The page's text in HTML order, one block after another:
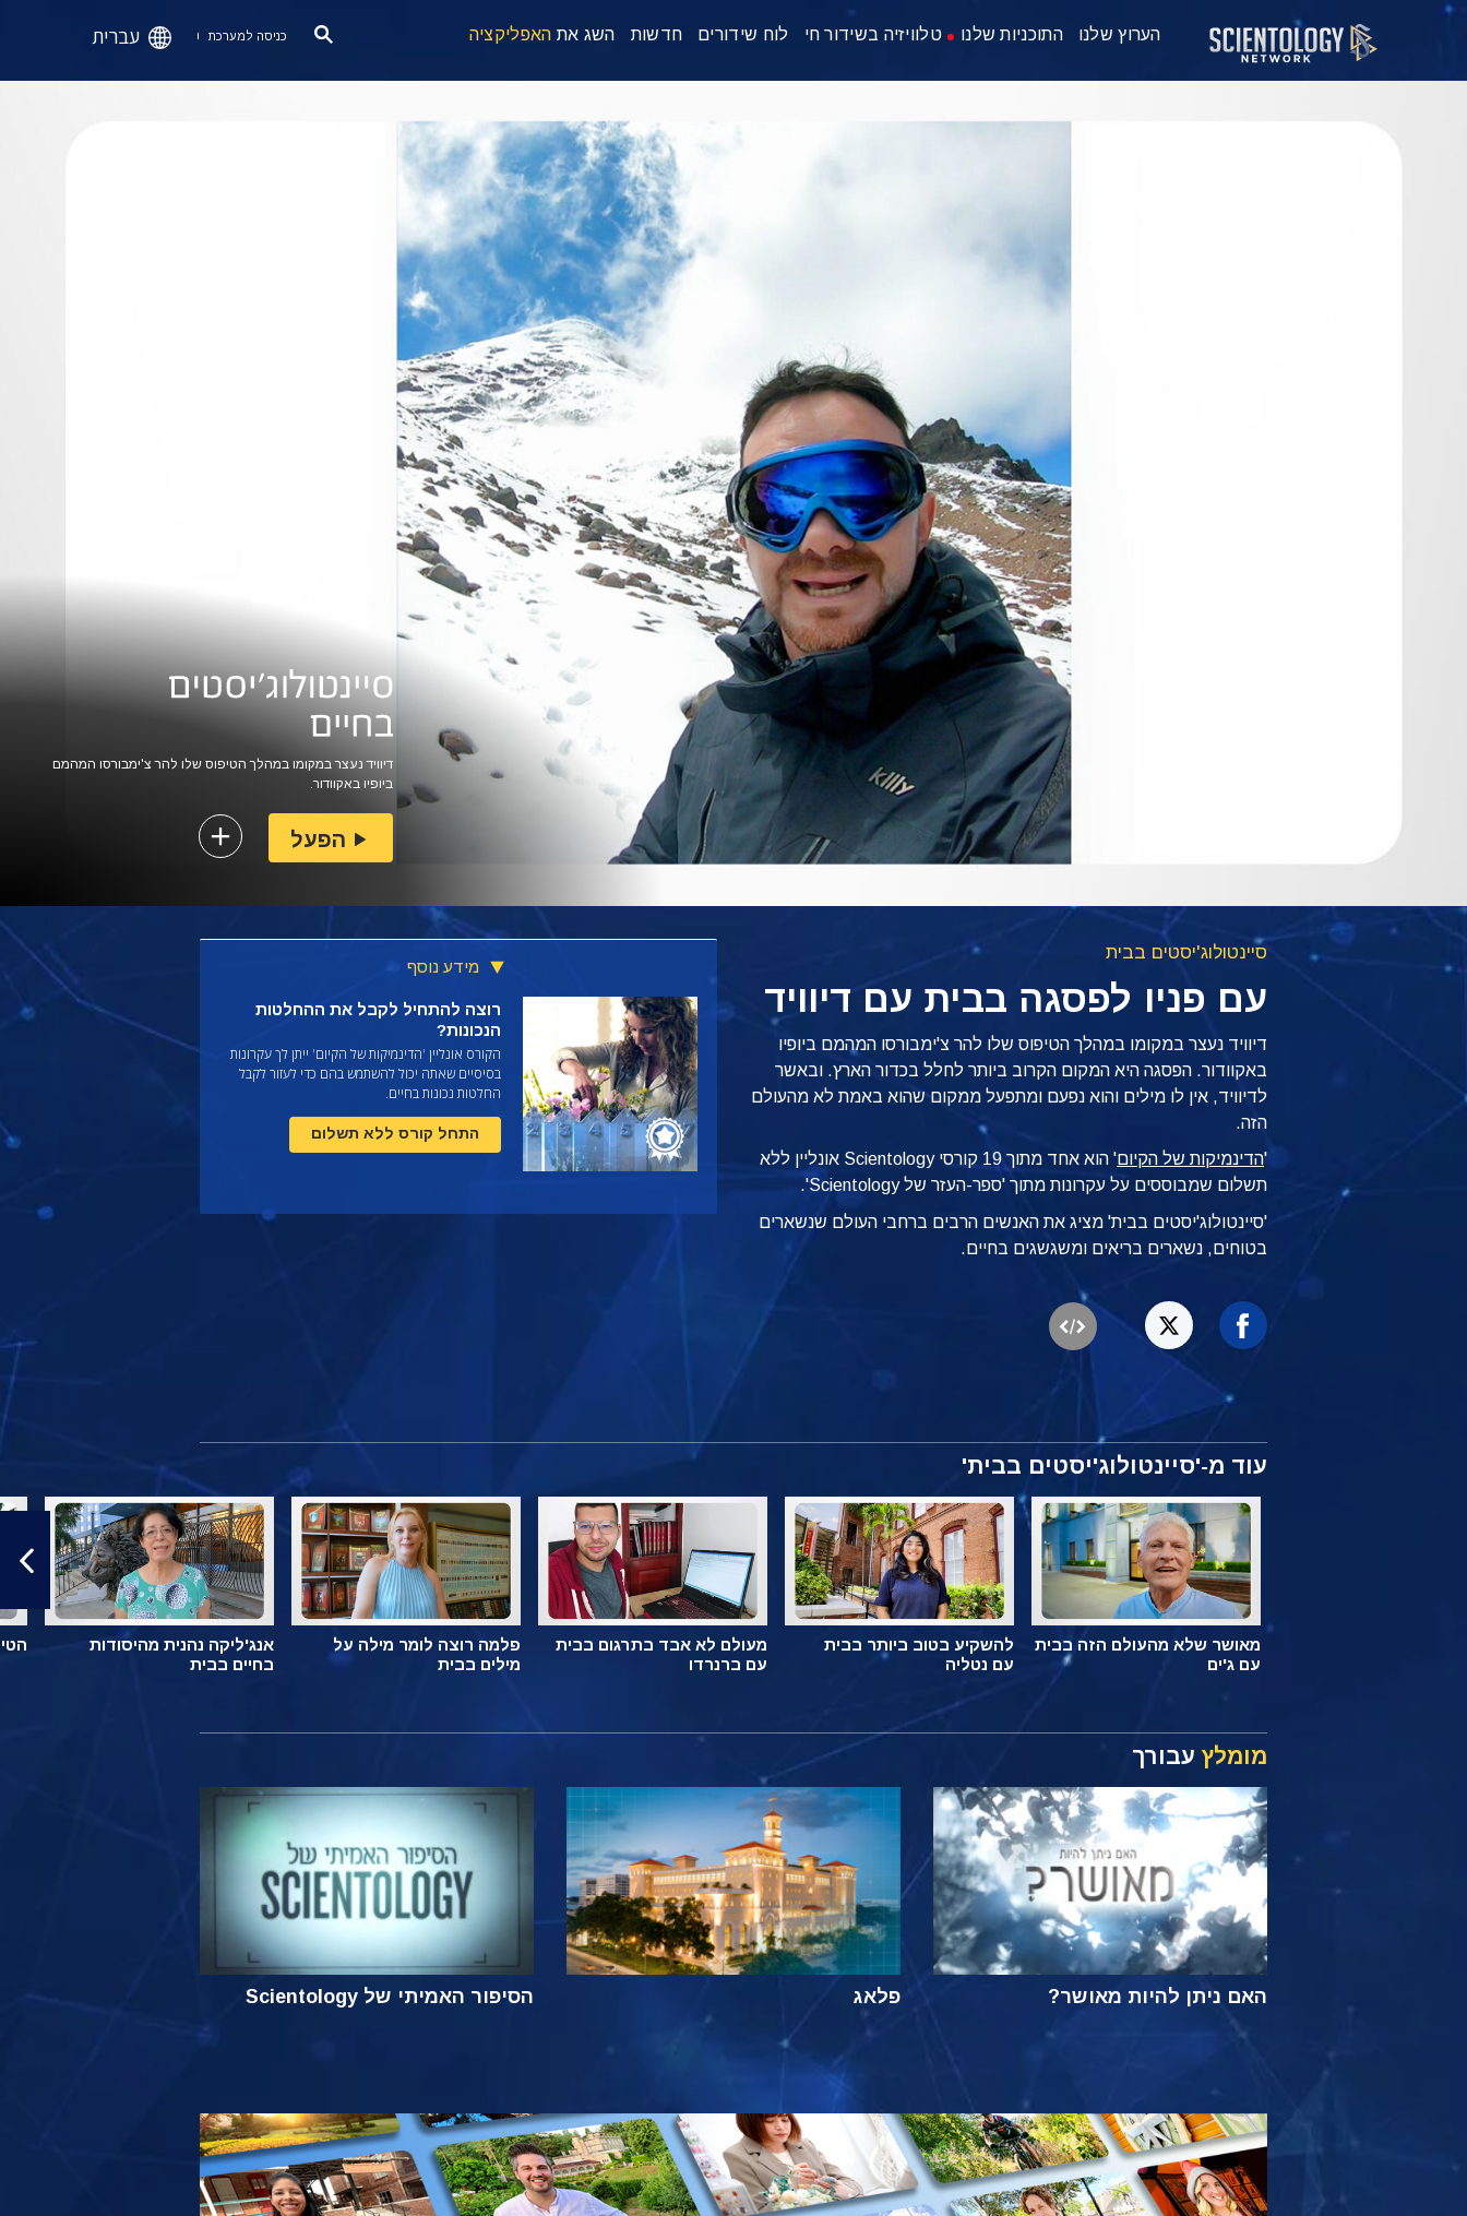
הערוץ שלנו התוכניות שלנו טלוויזיה בשידור חי לוח שידורים חדשות השג את האפליקציה כניסה למערכת עברית
דיוויד נעצר במקומו במהלך הטיפוס שלו להר צ'ימבורסו המהמם
ביופיו באקוודור.
הפעל
סיינטולוג'יסטים בבית
עם פניו לפסגה בבית עם דיוויד
דיוויד נעצר במקומו במהלך הטיפוס שלו להר צ'ימבורסו המהמם ביופיו
באקוודור. הפסגה היא המקום הקרוב ביותר לחלל בכדור הארץ. ובאשר
לדיוויד, אין לו מילים והוא נפעם ומתפעל ממקום שהוא באמת לא מהעולם
הזה.
'הדינמיקות של הקיום'
הוא אחד מתוך 19 קורסי Scientology אונליין ללא
תשלום שמבוססים על עקרונות מתוך 'ספר-העזר של Scientology'.
'סיינטולוג'יסטים בבית' מציג את האנשים הרבים ברחבי העולם שנשארים
בטוחים, נשארים בריאים ומשגשגים בחיים.
מידע נוסף
רוצה להתחיל לקבל את ההחלטות
הנכונות?
הקורס אונליין 'הדינמיקות של הקיום' ייתן לך עקרונות
בסיסיים שאתה יכול להשתמש בהם כדי לעזור לקבל
החלטות נכונות בחיים.
התחל קורס ללא תשלום
עוד מ-'סיינטולוג'יסטים בבית'
מאושר שלא מהעולם הזה בבית
עם ג'ים
להשקיע בטוב ביותר בבית
עם נטליה
מעולם לא אבד בתרגום בבית
עם ברנרדו
פלמה רוצה לומר מילה על
מילים בבית
אנג'ליקה נהנית מהיסודות
בחיים בבית
מומלץעבורך
האם ניתן להיות מאושר? פלאג הסיפור האמיתי של Scientology